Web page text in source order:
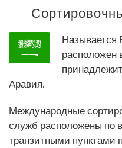
Называется
расположен
Аравия.
Международные
служб расположены по
транзитными пунктами